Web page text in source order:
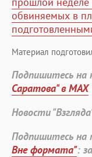
обвиняемых в
Материал
Подпишитесь на
Саратова" в MAX
Новости
Подпишитесь на
Вне формата":